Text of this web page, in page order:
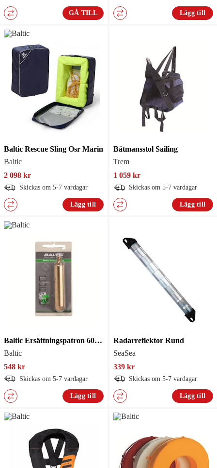
GÅ TILL Lägg till
Baltic Rescue Sling Osr Marin
Baltic
2 098 kr
Skickas om 5-7 vardagar
Lägg till
Båtmansstol Sailing
Trem
1 059 kr
Skickas om 5-7 vardagar
Lägg till
Baltic Ersättningspatron 60G Med Säkerhetsstift
Baltic
548 kr
Skickas om 5-7 vardagar
Lägg till
Radarreflektor Rund
SeaSea
339 kr
Skickas om 5-7 vardagar
Lägg till